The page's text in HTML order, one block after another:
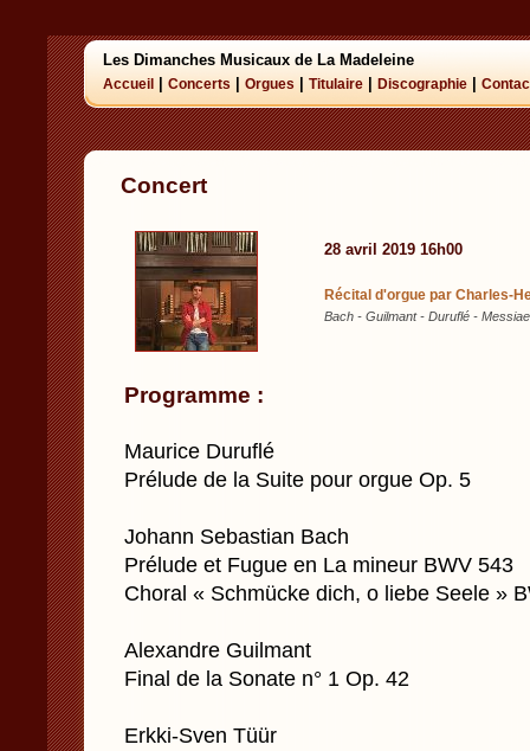
Les Dimanches Musicaux de La Madeleine
Accueil Concerts Orgues Titulaire Discographie
Concert
28 avril 2019 16h00
Récital d'orgue par Charles-
Bach - Guilmant - Duruflé -
Programme :
Maurice Duruflé
Prélude de la Suite pour orgue Op. 5
Johann Sebastian Bach
Prélude et Fugue en La mineur BWV 543
Choral « Schmücke dich, o liebe Seele »
Alexandre Guilmant
Final de la Sonate n° 1 Op. 42
Erkki-Sven Tüür